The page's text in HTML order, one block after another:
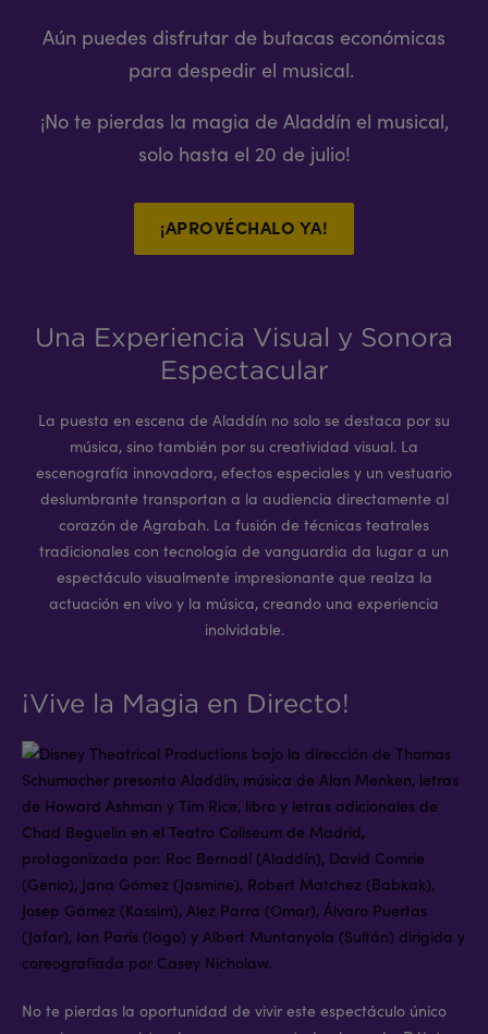
Aún puedes disfrutar de butacas económicas
para despedir el musical.
¡No te pierdas la magia de Aladdín el musical,
solo hasta el 20 de julio!
¡APROVÉCHALO YA!
Una Experiencia Visual y Sonora
Espectacular
La puesta en escena de Aladdín no solo se destaca por su
música, sino también por su creatividad visual. La
escenografía innovadora, efectos especiales y un vestuario
deslumbrante transportan a la audiencia directamente al
corazón de Agrabah. La fusión de técnicas teatrales
tradicionales con tecnología de vanguardia da lugar a un
espectáculo visualmente impresionante que realza la
actuación en vivo y la música, creando una experiencia
inolvidable.
No te pierdas la oportunidad de vivir este espectáculo único
¡Vive la Magia en Directo!